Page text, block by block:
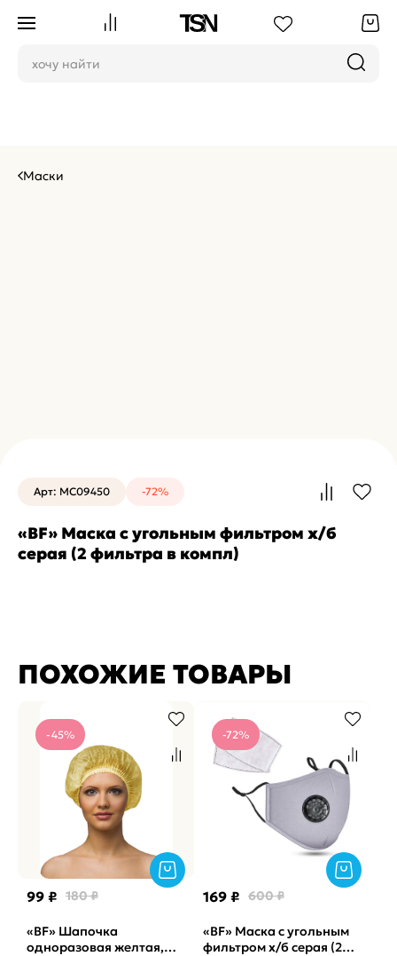
Маски
Арт: MC09450 -72%
«BF» Маска с угольным фильтром х/б
серая (2 фильтра в компл)
ПОХОЖИЕ ТОВАРЫ
-45%
99 ₽ 180 ₽
«BF» Шапочка
одноразовая желтая,
-72%
169 ₽ 600 ₽
«BF» Маска с угольным
фильтром х/б серая (2